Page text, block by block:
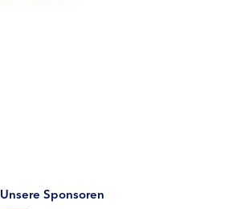
Unsere Sponsoren